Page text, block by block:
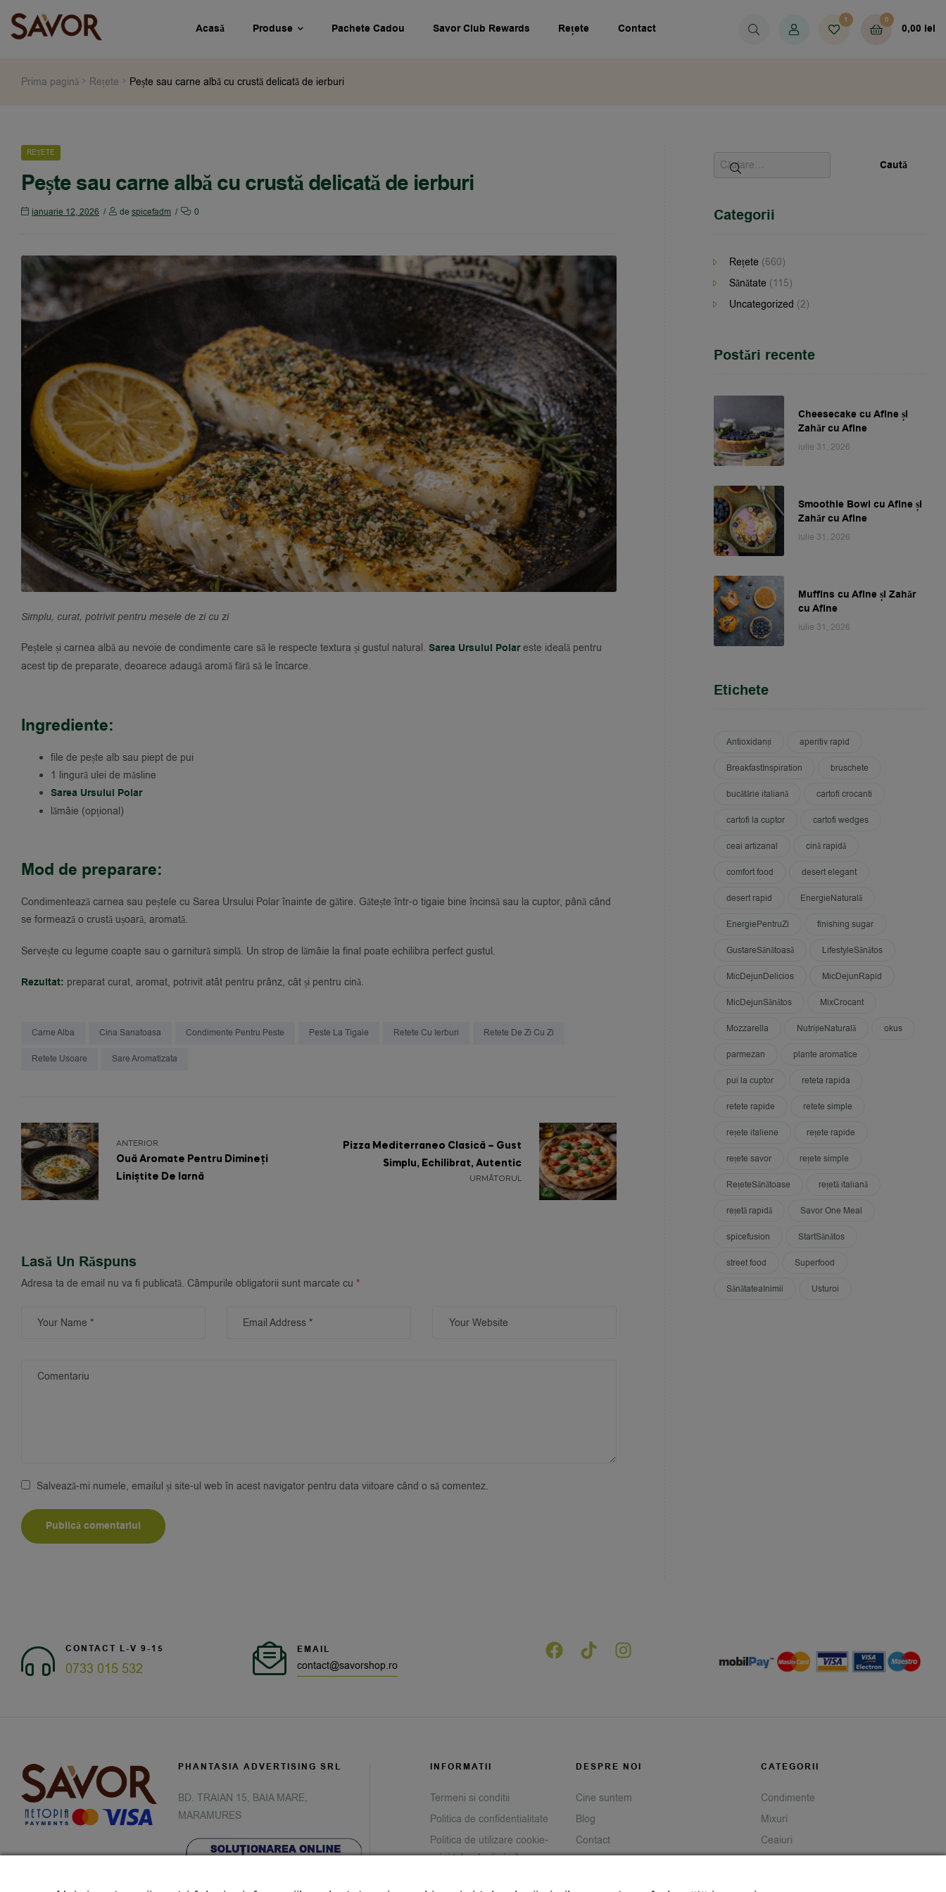
Acasă Produse Pachete Cadou Savor Club Rewards Rețete Contact
1 0
0,00 lei
Prima pagină Rețete Pește sau carne albă cu crustă delicată de ierburi
REȚETE
Pește sau carne albă cu crustă delicată de ierburi
ianuarie 12, 2026 de spicefadm 0
Simplu, curat, potrivit pentru mesele de zi cu zi
Peștele și carnea albă au nevoie de condimente care să le respecte textura și gustul natural. Sarea Ursului Polareste ideală pentru
acest tip de preparate, deoarece adaugă aromă fără să le încarce.
Ingrediente:
file de pește alb sau piept de pui
1 lingură ulei de măsline
Sarea Ursului Polar
lămâie (opțional)
Mod de preparare:
Condimentează carnea sau peștele cu Sarea Ursului Polar înainte de gătire. Gătește într-o tigaie bine încinsă sau la cuptor, până când
se formează o crustă ușoară, aromată.
Servește cu legume coapte sau o garnitură simplă. Un strop de lămâie la final poate echilibra perfect gustul.
Rezultat: preparat curat, aromat, potrivit atât pentru prânz, cât și pentru cină.
Carne Alba Cina Sanatoasa Condimente Pentru Peste Peste La Tigaie Retete Cu Ierburi Retete De Zi Cu Zi
Retete Usoare Sare Aromatizata
ANTERIOR
Ouă Aromate Pentru Dimineți
Liniștite De Iarnă
URMĂTORUL
Pizza Mediterraneo Clasică – Gust
Simplu, Echilibrat, Autentic
Lasă Un Răspuns
Adresa ta de email nu va fi publicată. Câmpurile obligatorii sunt marcate cu *
Salvează-mi numele, emailul și site-ul web în acest navigator pentru data viitoare când o să comentez.
Categorii
Rețete (660)
Sănătate (115)
Uncategorized (2)
Postări recente
Cheesecake cu Afine și
Zahăr cu Afine
iulie 31, 2026
Smoothie Bowl cu Afine și
Zahăr cu Afine
iulie 31, 2026
Muffins cu Afine și Zahăr
cu Afine
iulie 31, 2026
Etichete
Antioxidanți aperitiv rapid
BreakfastInspiration bruschete
bucătărie italiană cartofi crocanti
cartofi la cuptor cartofi wedges
ceai artizanal cină rapidă
comfort food desert elegant
desert rapid EnergieNaturală
EnergiePentruZi finishing sugar
GustareSănătoasă LifestyleSănătos
MicDejunDelicios MicDejunRapid
MicDejunSănătos MixCrocant
Mozzarella NutrițieNaturală okus
parmezan plante aromatice
pui la cuptor reteta rapida
retete rapide retete simple
rețete italiene rețete rapide
rețete savor rețete simple
RețeteSănătoase rețetă italiană
rețetă rapidă Savor One Meal
spicefusion StartSănătos
street food Superfood
SănătateaInimii Usturoi
CONTACT L-V 9-15
0733 015 532
EMAIL
contact@savorshop.ro
PHANTASIA ADVERTISING SRL
BD. TRAIAN 15, BAIA MARE,
MARAMURES
INFORMATII
Termeni si conditii
Politica de confidentialitate
Politica de utilizare cookie-
uri și tehnologii similare
DESPRE NOI
Cine suntem
Blog
Contact
CATEGORII
Condimente
Mixuri
Ceaiuri